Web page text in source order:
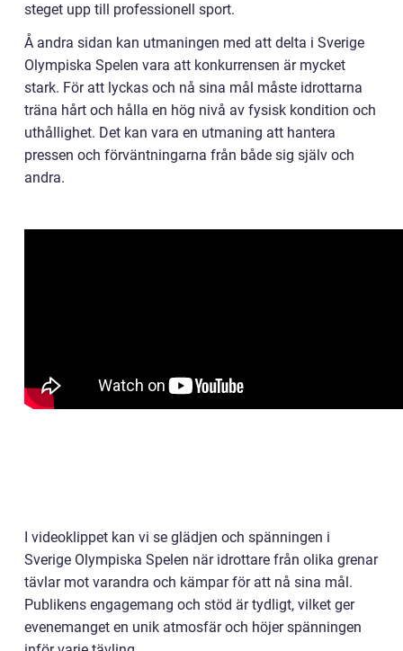
steget upp till professionell sport.
Å andra sidan kan utmaningen med att delta i Sverige
Olympiska Spelen vara att konkurrensen är mycket
stark. För att lyckas och nå sina mål måste idrottarna
träna hårt och hålla en hög nivå av fysisk kondition och
uthållighet. Det kan vara en utmaning att hantera
pressen och förväntningarna från både sig själv och
andra.
I videoklippet kan vi se glädjen och spänningen i
Sverige Olympiska Spelen när idrottare från olika grenar
tävlar mot varandra och kämpar för att nå sina mål.
Publikens engagemang och stöd är tydligt, vilket ger
evenemanget en unik atmosfär och höjer spänningen